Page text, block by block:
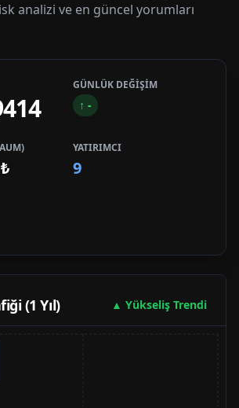
analizi ve en güncel yorumları
GÜNLÜK DEĞİŞİM
↑ -
₺
YATIRIMCI
9
(1 Yıl) ▲ Yükseliş Trendi